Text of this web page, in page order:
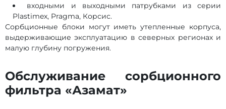
входными и выходными патрубками из серии
Plastimex, Pragma, Корсис.
Сорбционные блоки могут иметь утепленные корпуса,
выдерживающие эксплуатацию в северных регионах и
малую глубину погружения.
Обслуживание сорбционного
фильтра «Азамат»